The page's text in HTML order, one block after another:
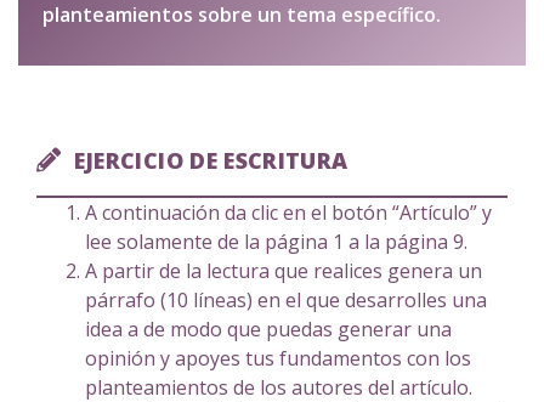
planteamientos sobre un tema específico.
EJERCICIO DE ESCRITURA
A continuación da clic en el botón “Artículo” y
lee solamente de la página 1 a la página 9.
A partir de la lectura que realices genera un
párrafo (10 líneas) en el que desarrolles una
idea a de modo que puedas generar una
opinión y apoyes tus fundamentos con los
planteamientos de los autores del artículo.